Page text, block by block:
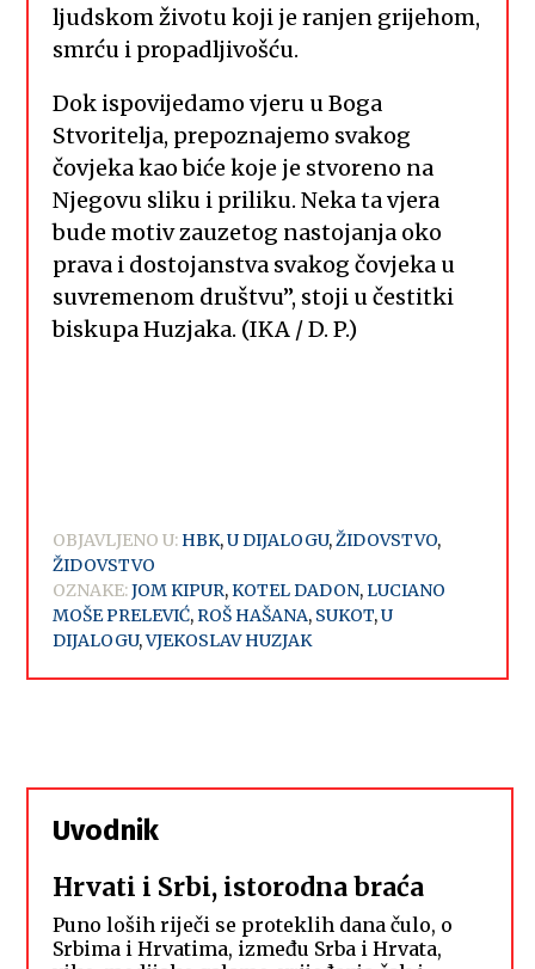
ljudskom životu koji je ranjen grijehom,
smrću i propadljivošću.
Dok ispovijedamo vjeru u Boga
Stvoritelja, prepoznajemo svakog
čovjeka kao biće koje je stvoreno na
Njegovu sliku i priliku. Neka ta vjera
bude motiv zauzetog nastojanja oko
prava i dostojanstva svakog čovjeka u
suvremenom društvu”, stoji u čestitki
biskupa Huzjaka. (IKA / D. P.)
OBJAVLJENO U: HBK,U DIJALOGU,ŽIDOVSTVO,
ŽIDOVSTVO
OZNAKE:JOM KIPUR,KOTEL DADON,LUCIANO
MOŠE PRELEVIĆ,ROŠ HAŠANA, SUKOT,U
DIJALOGU,VJEKOSLAV HUZJAK
Uvodnik
Hrvati i Srbi, istorodna braća
Puno loših riječi se proteklih dana čulo, o
Srbima i Hrvatima, između Srba i Hrvata,